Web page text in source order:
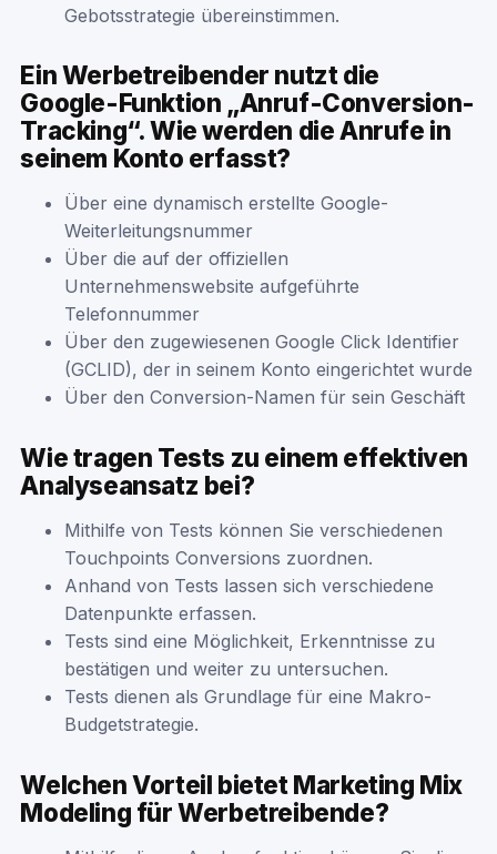
Gebotsstrategie übereinstimmen.
Ein Werbetreibender nutzt die
Google-Funktion „Anruf-Conversion-
Tracking“. Wie werden die Anrufe in
seinem Konto erfasst?
Über eine dynamisch erstellte Google-
Weiterleitungsnummer
Über die auf der offiziellen
Unternehmenswebsite aufgeführte
Telefonnummer
Über den zugewiesenen Google Click Identifier
(GCLID), der in seinem Konto eingerichtet wurde
Über den Conversion-Namen für sein Geschäft
Wie tragen Tests zu einem effektiven
Analyseansatz bei?
Mithilfe von Tests können Sie verschiedenen
Touchpoints Conversions zuordnen.
Anhand von Tests lassen sich verschiedene
Datenpunkte erfassen.
Tests sind eine Möglichkeit, Erkenntnisse zu
bestätigen und weiter zu untersuchen.
Tests dienen als Grundlage für eine Makro-
Budgetstrategie.
Welchen Vorteil bietet Marketing Mix
Modeling für Werbetreibende?